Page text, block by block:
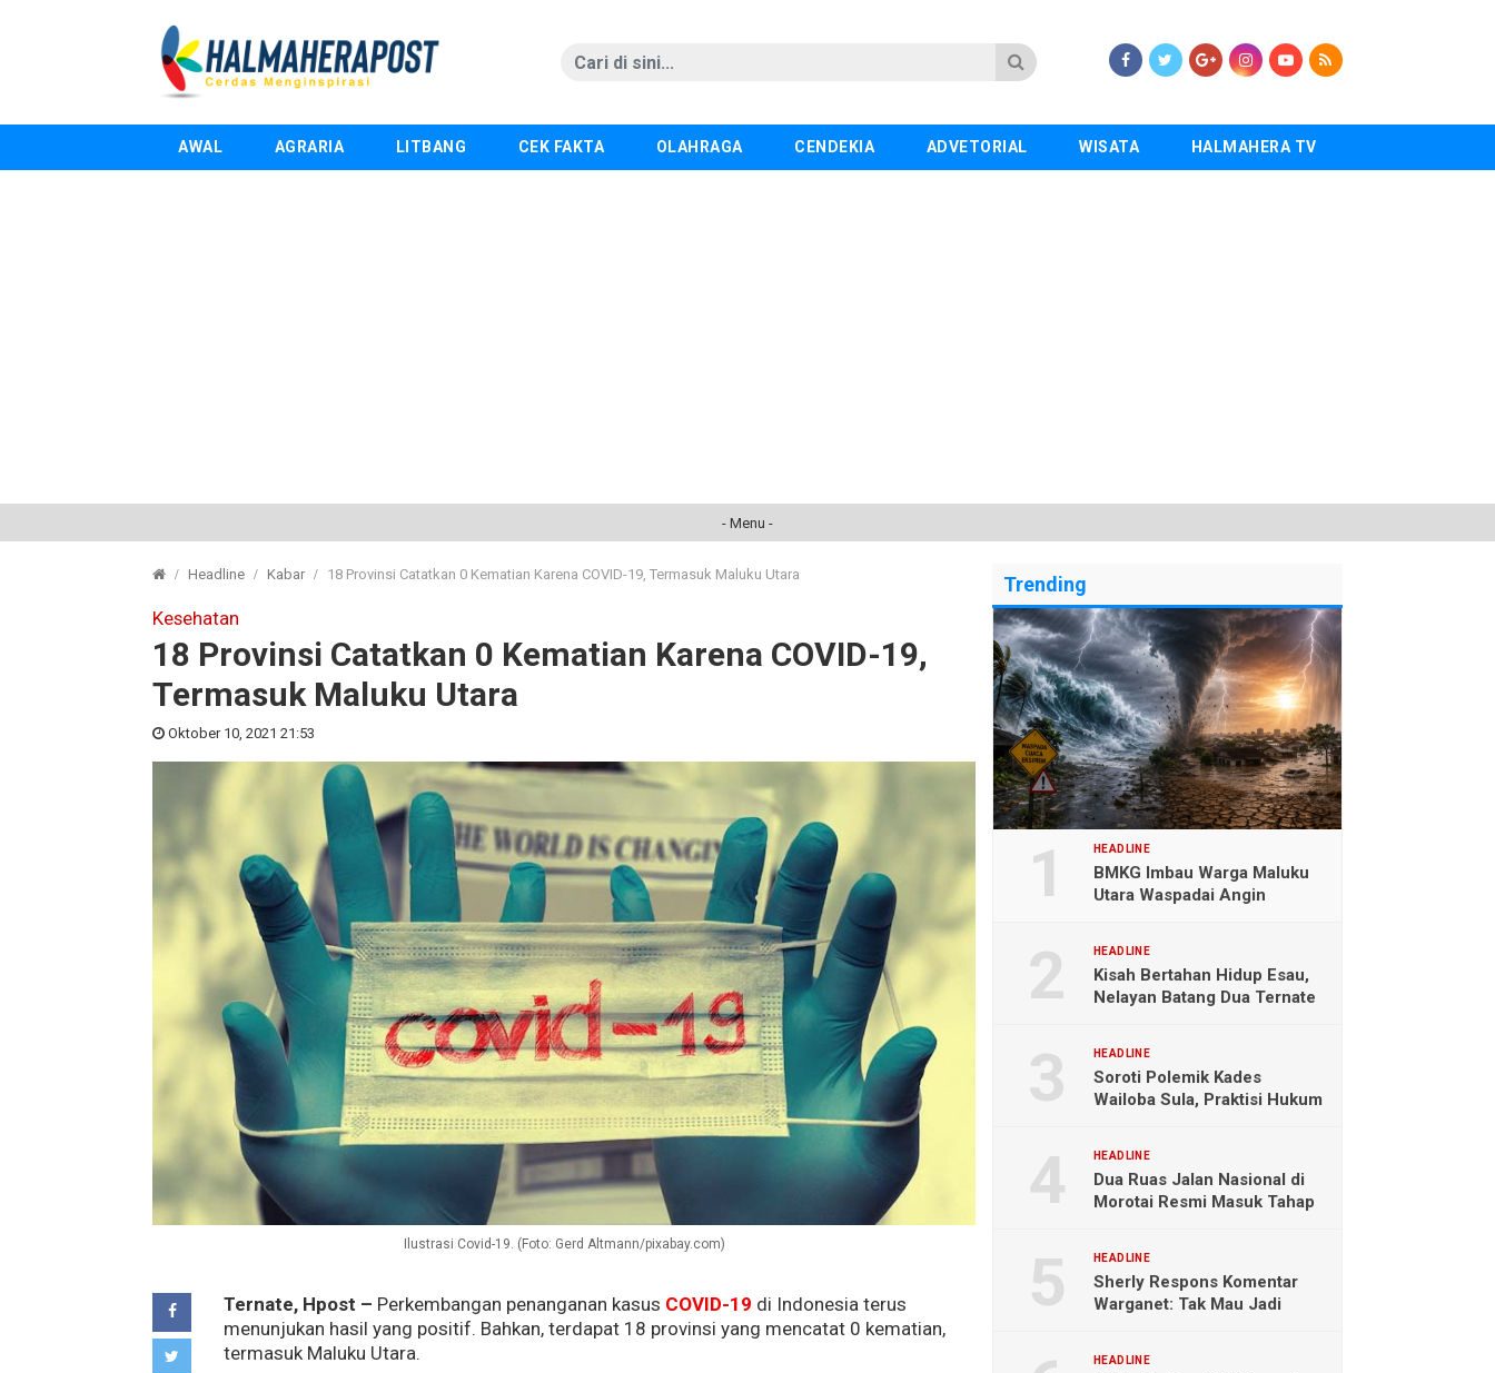
AWAL AGRARIA LITBANG CEK FAKTA OLAHRAGA CENDEKIA ADVETORIAL WISATA HALMAHERA TV
- Menu -
Headline Kabar 18 Provinsi Catatkan 0 Kematian Karena COVID-19, Termasuk Maluku Utara
Kesehatan
18 Provinsi Catatkan 0 Kematian Karena COVID-19,
Termasuk Maluku Utara
Oktober 10, 2021 21:53
Ilustrasi Covid-19. (Foto: Gerd Altmann/pixabay.com)
Ternate, Hpost – Perkembangan penanganan kasus COVID-19 di Indonesia terus
menunjukan hasil yang positif. Bahkan, terdapat 18 provinsi yang mencatat 0 kematian,
termasuk Maluku Utara.
Trending
HEADLINE
BMKG Imbau Warga Maluku
Utara Waspadai Angin
HEADLINE
Kisah Bertahan Hidup Esau,
Nelayan Batang Dua Ternate
HEADLINE
Soroti Polemik Kades
Wailoba Sula, Praktisi Hukum
HEADLINE
Dua Ruas Jalan Nasional di
Morotai Resmi Masuk Tahap
HEADLINE
Sherly Respons Komentar
Warganet: Tak Mau Jadi
HEADLINE